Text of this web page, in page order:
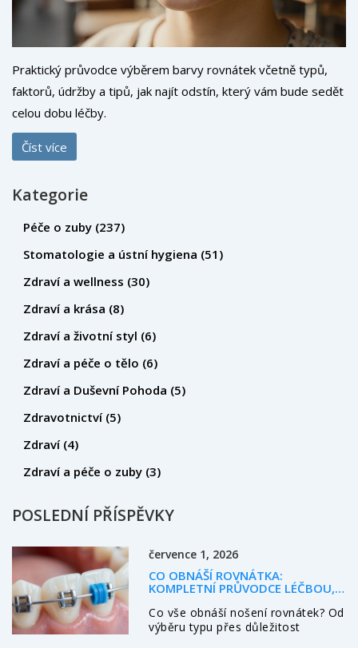
Praktický průvodce výběrem barvy rovnátek včetně typů,
faktorů, údržby a tipů, jak najít odstín, který vám bude sedět
celou dobu léčby.
Číst více
Kategorie
Péče o zuby (237)
Stomatologie a ústní hygiena (51)
Zdraví a wellness (30)
Zdraví a krása (8)
Zdraví a životní styl (6)
Zdraví a péče o tělo (6)
Zdraví a Duševní Pohoda (5)
Zdravotnictví (5)
Zdraví (4)
Zdraví a péče o zuby (3)
POSLEDNÍ PŘÍSPĚVKY
července 1, 2026
CO OBNÁŠÍ ROVNÁTKA:
KOMPLETNÍ PRŮVODCE LÉČBOU,
Co vše obnáší nošení rovnátek? Od
výběru typu přes důležitost